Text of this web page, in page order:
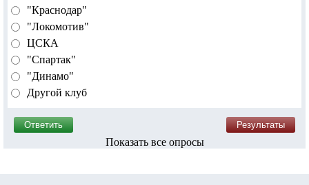
"Краснодар"
"Локомотив"
ЦСКА
"Спартак"
"Динамо"
Другой клуб
Показать все опросы